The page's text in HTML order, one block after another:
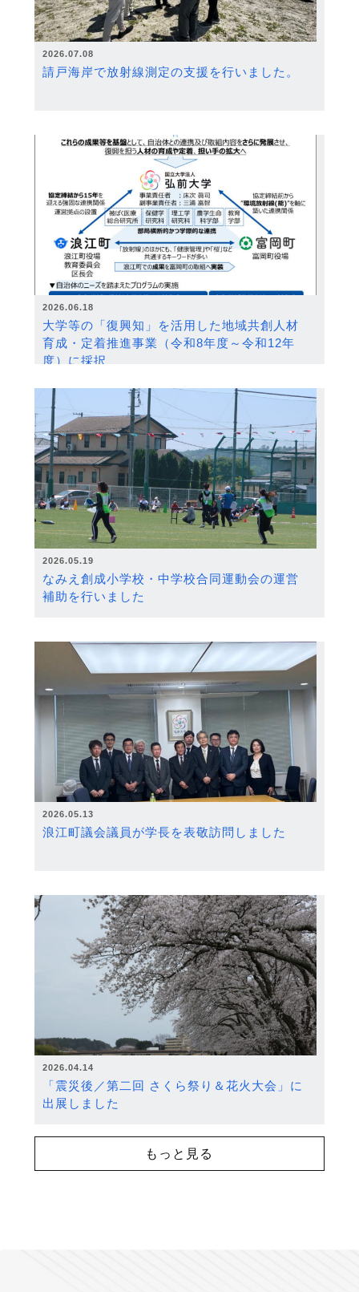
2026.07.08
請戸海岸で放射線測定の支援を行いました。
2026.06.18
大学等の「復興知」を活用した地域共創人材
育成・定着推進事業（令和8年度～令和12年
度）に採択
2026.05.19
なみえ創成小学校・中学校合同運動会の運営
補助を行いました
2026.05.13
浪江町議会議員が学長を表敬訪問しました
2026.04.14
「震災後／第二回 さくら祭り＆花火大会」に
出展しました
もっと見る